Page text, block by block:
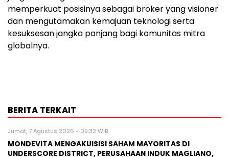
memperkuat posisinya sebagai broker yang visioner
dan mengutamakan kemajuan teknologi serta
kesuksesan jangka panjang bagi komunitas mitra
globalnya.
BERITA TERKAIT
Jumat, 7 Agustus 2026 - 09:32 WIB
MONDEVITA MENGAKUISISI SAHAM MAYORITAS DI
UNDERSCORE DISTRICT, PERUSAHAAN INDUK MAGLIANO,